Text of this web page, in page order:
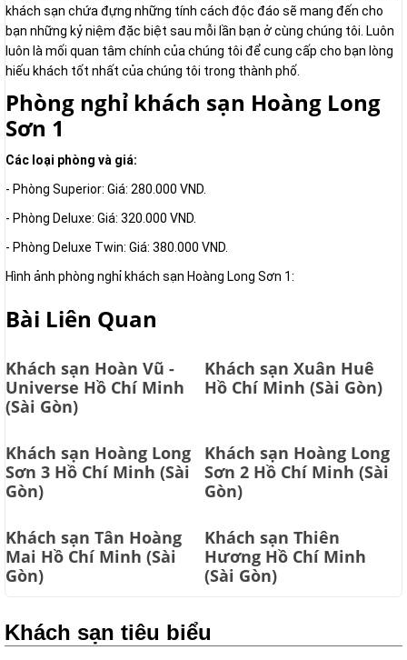
khách sạn chứa đựng những tính cách độc đáo sẽ mang đến cho
bạn những kỷ niệm đặc biệt sau mỗi lần bạn ở cùng chúng tôi. Luôn
luôn là mối quan tâm chính của chúng tôi để cung cấp cho bạn lòng
hiếu khách tốt nhất của chúng tôi trong thành phố.
Phòng nghỉ khách sạn Hoàng Long
Sơn 1
Các loại phòng và giá:
- Phòng Superior: Giá: 280.000 VND.
- Phòng Deluxe: Giá: 320.000 VND.
- Phòng Deluxe Twin: Giá: 380.000 VND.
Hình ảnh phòng nghỉ khách sạn Hoàng Long Sơn 1:
Bài Liên Quan
Khách sạn Hoàn Vũ -
Universe Hồ Chí Minh
(Sài Gòn)
Khách sạn Xuân Huê
Hồ Chí Minh (Sài Gòn)
Khách sạn Hoàng Long
Sơn 3 Hồ Chí Minh (Sài
Gòn)
Khách sạn Hoàng Long
Sơn 2 Hồ Chí Minh (Sài
Gòn)
Khách sạn Tân Hoàng
Mai Hồ Chí Minh (Sài
Gòn)
Khách sạn Thiên
Hương Hồ Chí Minh
(Sài Gòn)
Khách sạn tiêu biểu